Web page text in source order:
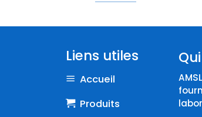
Liens utiles
Accueil
Produits